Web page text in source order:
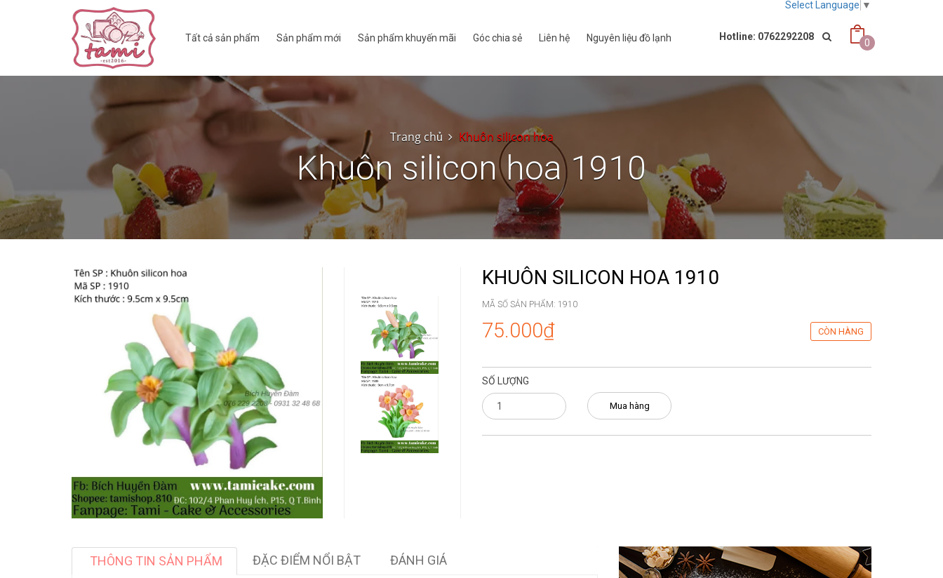
Select Language ▼
Hotline: 0762292208
0
Tất cả sản phẩm Sản phẩm mới Sản phẩm khuyến mãi Góc chia sẻ Liên hệ Nguyên liệu đồ lạnh
Trang chủ Khuôn silicon hoa
Khuôn silicon hoa 1910
KHUÔN SILICON HOA 1910
MÃ SỐ SẢN PHẨM: 1910
75.000₫ CÒN HÀNG
SỐ LƯỢNG
Mua hàng
THÔNG TIN SẢN PHẨM ĐẶC ĐIỂM NỔI BẬT ĐÁNH GIÁ